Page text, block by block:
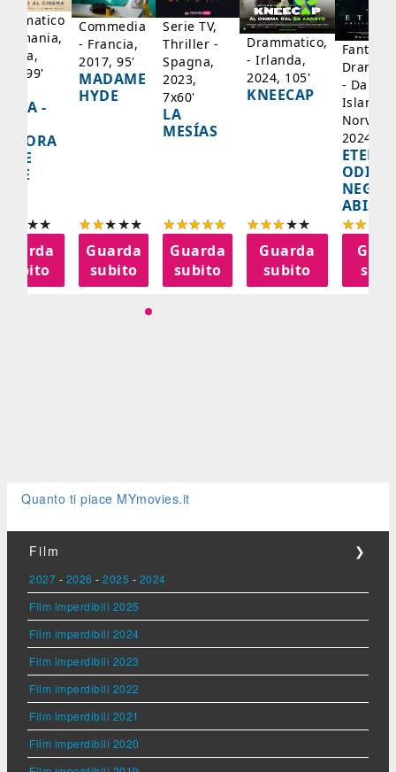
99'
-
subito
Commedia
- Francia,
2017, 95'
MADAME
HYDE
Guarda
subito
Serie TV,
Thriller -
Spagna,
2023,
7x60'
LA
MESÍAS
Guarda
subito
Drammatico,
- Irlanda,
2024, 105'
KNEECAP
Guarda
subito
-
Islanda,
2024,
NEGLI
ABISSI
Quanto ti piace MYmovies.it
Film ❯
2027 - 2026 - 2025 - 2024
Film imperdibili 2025
Film imperdibili 2024
Film imperdibili 2023
Film imperdibili 2022
Film imperdibili 2021
Film imperdibili 2020